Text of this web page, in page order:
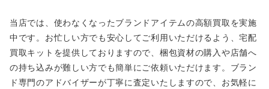
当店では、使わなくなったブランドアイテムの高額買取を実施
中です。お忙しい方でも安心してご利用いただけるよう、宅配
買取キットを提供しておりますので、梱包資材の購入や店舗へ
の持ち込みが難しい方でも簡単にご依頼いただけます。ブラン
ド専門のアドバイザーが丁寧に査定いたしますので、お気軽に